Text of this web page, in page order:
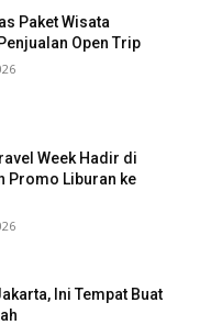
Paket Wisata
Open Trip
Week Hadir di
Promo Liburan ke
Ini Tempat Buat